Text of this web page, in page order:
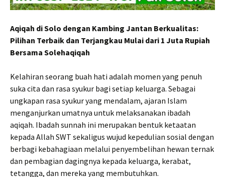
Aqiqah di Solo dengan Kambing Jantan Berkualitas:
Pilihan Terbaik dan Terjangkau Mulai dari 1 Juta Rupiah
Bersama Solehaqiqah
Kelahiran seorang buah hati adalah momen yang penuh
suka cita dan rasa syukur bagi setiap keluarga. Sebagai
ungkapan rasa syukur yang mendalam, ajaran Islam
menganjurkan umatnya untuk melaksanakan ibadah
aqiqah. Ibadah sunnah ini merupakan bentuk ketaatan
kepada Allah SWT sekaligus wujud kepedulian sosial dengan
berbagi kebahagiaan melalui penyembelihan hewan ternak
dan pembagian dagingnya kepada keluarga, kerabat,
tetangga, dan mereka yang membutuhkan.